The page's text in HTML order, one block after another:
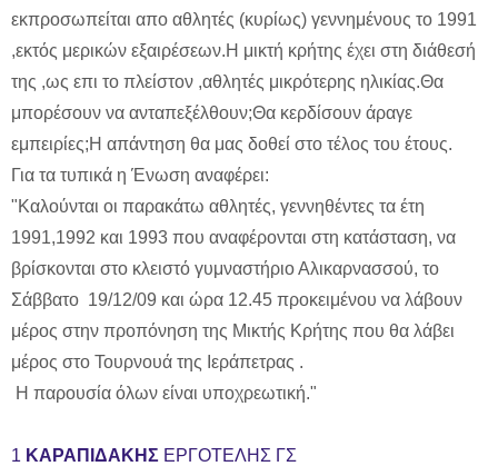
εκπροσωπείται απο αθλητές (κυρίως) γεννημένους το 1991
,εκτός μερικών εξαιρέσεων.Η μικτή κρήτης έχει στη διάθεσή
της ,ως επι το πλείστον ,αθλητές μικρότερης ηλικίας.Θα
μπορέσουν να ανταπεξέλθουν;Θα κερδίσουν άραγε
εμπειρίες;Η απάντηση θα μας δοθεί στο τέλος του έτους.
Για τα τυπικά η Ένωση αναφέρει:
"Καλούνται οι παρακάτω αθλητές, γεννηθέντες τα έτη
1991,1992 και 1993 που αναφέρονται στη κατάσταση, να
βρίσκονται στο κλειστό γυμναστήριο Αλικαρνασσού, το
Σάββατο 19/12/09 και ώρα 12.45 προκειμένου να λάβουν
μέρος στην προπόνηση της Μικτής Κρήτης που θα λάβει
μέρος στο Τουρνουά της Ιεράπετρας .
Η παρουσία όλων είναι υποχρεωτική."
1 ΚΑΡΑΠΙΔΑΚΗΣ ΕΡΓΟΤΕΛΗΣ ΓΣ